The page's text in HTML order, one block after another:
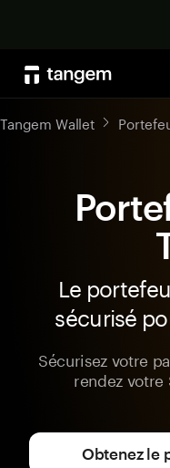
Tangem Wallet
Le
sécurisé
Sécurisez votre
rendez votre
Obtenez le